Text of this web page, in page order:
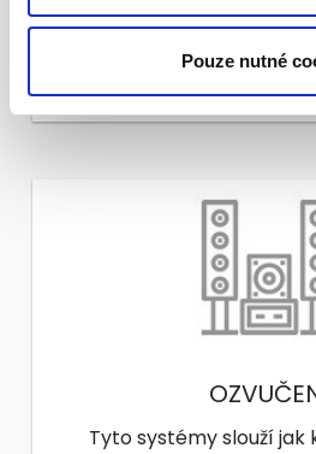
Pouze nutné
návrhu po
Více
Tyto systémy slouží jak